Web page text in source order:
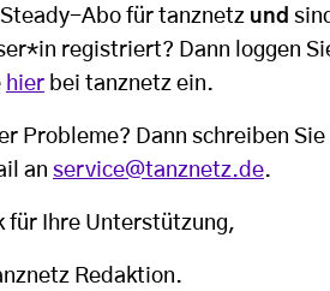
Abo für tanznetz und
registriert? Dann loggen
hier bei tanznetz ein.
Probleme? Dann schreiben Sie
an service@tanznetz.de.
für Ihre Unterstützung,
Redaktion.